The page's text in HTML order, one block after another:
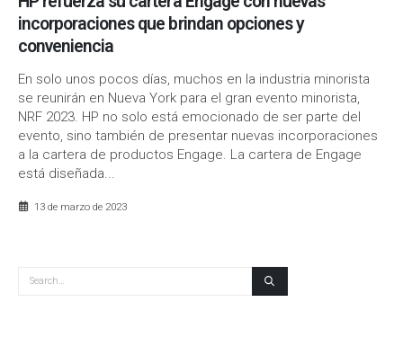
incorporaciones que brindan opciones y
conveniencia
En solo unos pocos días, muchos en la industria minorista
se reunirán en Nueva York para el gran evento minorista,
NRF 2023. HP no solo está emocionado de ser parte del
evento, sino también de presentar nuevas incorporaciones
a la cartera de productos Engage. La cartera de Engage
está diseñada...
13 de marzo de 2023